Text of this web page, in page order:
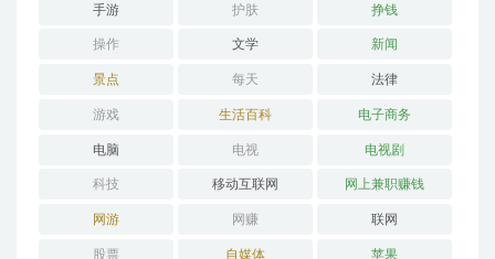
手游 护肤 挣钱
操作 文学 新闻
景点 每天 法律
游戏 生活百科 电子商务
电脑 电视 电视剧
科技 移动互联网 网上兼职赚钱
网游 网赚 联网
股票 自媒体 苹果